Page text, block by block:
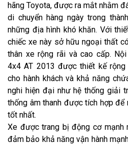
hãng Toyota, được ra mắt nhằm
di chuyển hàng ngày trong
những địa hình khó khăn. Với
chiếc xe này sở hữu ngoại thất
thân xe rộng rãi và cao cấp.
4x4 AT 2013 được thiết kế
cho hành khách và khả năng
nghi hiện đại như hệ thống giải
thống âm thanh được tích hợp
tốt nhất.
Xe được trang bị động cơ mạnh
đảm bảo khả năng vận hành